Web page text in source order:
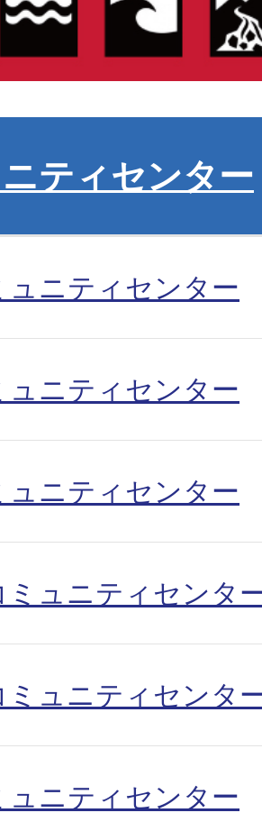
ティセンター
ュニティセンター
ュニティセンター
ュニティセンター
ミュニティセンタ
ミュニティセンタ
ュニティセンター